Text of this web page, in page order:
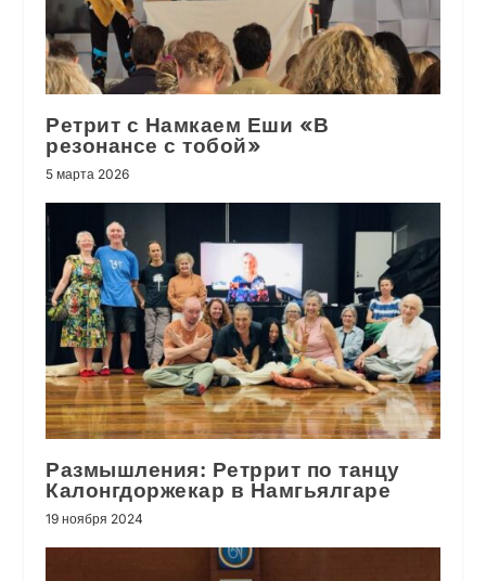
Ретрит с Намкаем Еши «В
резонансе с тобой»
5 марта 2026
Размышления: Ретррит по танцу
Калонгдоржекар в Намгьялгаре
19 ноября 2024